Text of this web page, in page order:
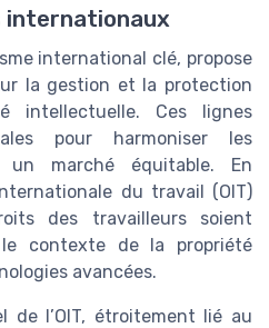
internationaux
international clé, propose
la gestion et la protection
intellectuelle. Ces lignes
pour harmoniser les
marché équitable. En
du travail (OIT)
des travailleurs soient
le contexte de la propriété
avancées.
de l’OIT, étroitement lié au